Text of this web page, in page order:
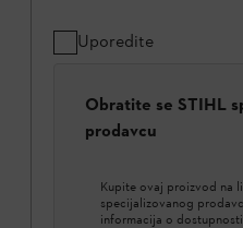
Uporedite
Obratite se STIHL
prodavcu
Kupite ovaj proizvod na
specijalizovanog
informacija o dostupnosti.